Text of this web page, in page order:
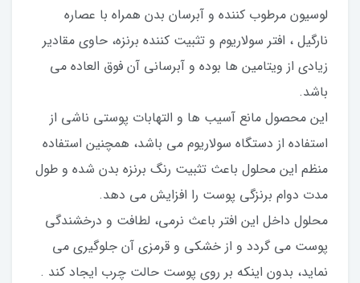
لوسیون مرطوب کننده و آبرسان بدن همراه با عصاره
نارگیل ، افتر سولاریوم و تثبیت کننده برنزه، حاوی مقادیر
زیادی از ویتامین ها بوده و آبرسانی آن فوق العاده می
باشد.
این محصول مانع آسیب ها و التهابات پوستی ناشی از
استفاده از دستگاه سولاریوم می باشد، همچنین استفاده
منظم این محلول باعث تثبیت رنگ برنزه بدن شده و طول
مدت دوام برنزگی پوست را افزایش می دهد.
محلول داخل این افتر باعث نرمی، لطافت و درخشندگی
پوست می گردد و از خشکی و قرمزی آن جلوگیری می
نماید، بدون اینکه بر روی پوست حالت چرب ایجاد کند .